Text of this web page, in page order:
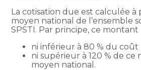
La cotisation due est calculée
moyen national de l’ensemble
SPSTI. Par principe, ce
ni inférieur à 80 % du coût
ni supérieur à 120 % de ce
moyen national.